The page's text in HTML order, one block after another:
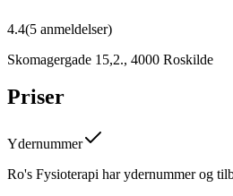
4.4(5 anmeldelser)
Skomagergade 15,2., 4000 Roskilde
Priser
Ydernummer
Ro's Fysioterapi har ydernummer og